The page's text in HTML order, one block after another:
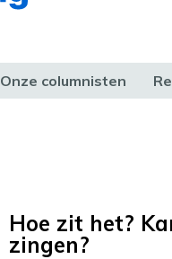
Onze columnisten
Hoe zit het?
zingen?